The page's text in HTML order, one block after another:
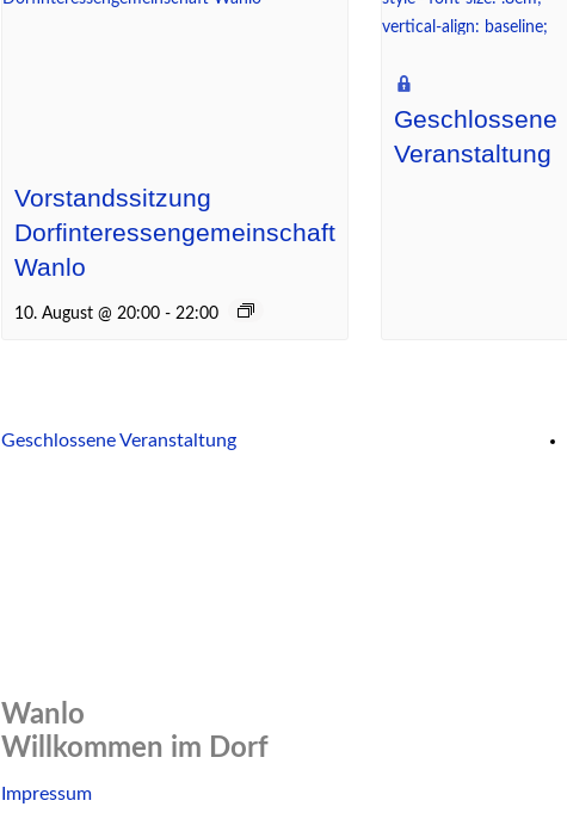
Vorstandssitzung
Dorfinteressengemeinschaft
Wanlo
10. August @ 20:00 - 22:00
Geschlossene
Veranstaltung
Geschlossene Veranstaltung
Wanlo
Willkommen im Dorf
Skip
Impressum